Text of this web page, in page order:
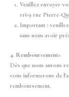
Veuillez envoyer
1169 rue Pierre-
Important :
sans nous avoir
4. Remboursements
Dès que nous aurons
vous informerons de
remboursement.